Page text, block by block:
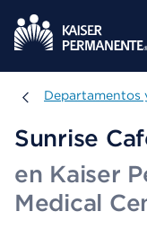
Departamentos
Departamentos
Sunrise
en Kaiser
Medical